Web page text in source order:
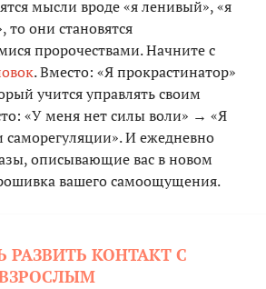
мысли вроде «я ленивый», «я
то они становятся
пророчествами. Начните с
. Вместо: «Я прокрастинатор»
учится управлять своим
«У меня нет силы воли» → «Я
И ежедневно
описывающие вас в новом
вашего самоощущения.
РАЗВИТЬ КОНТАКТ С